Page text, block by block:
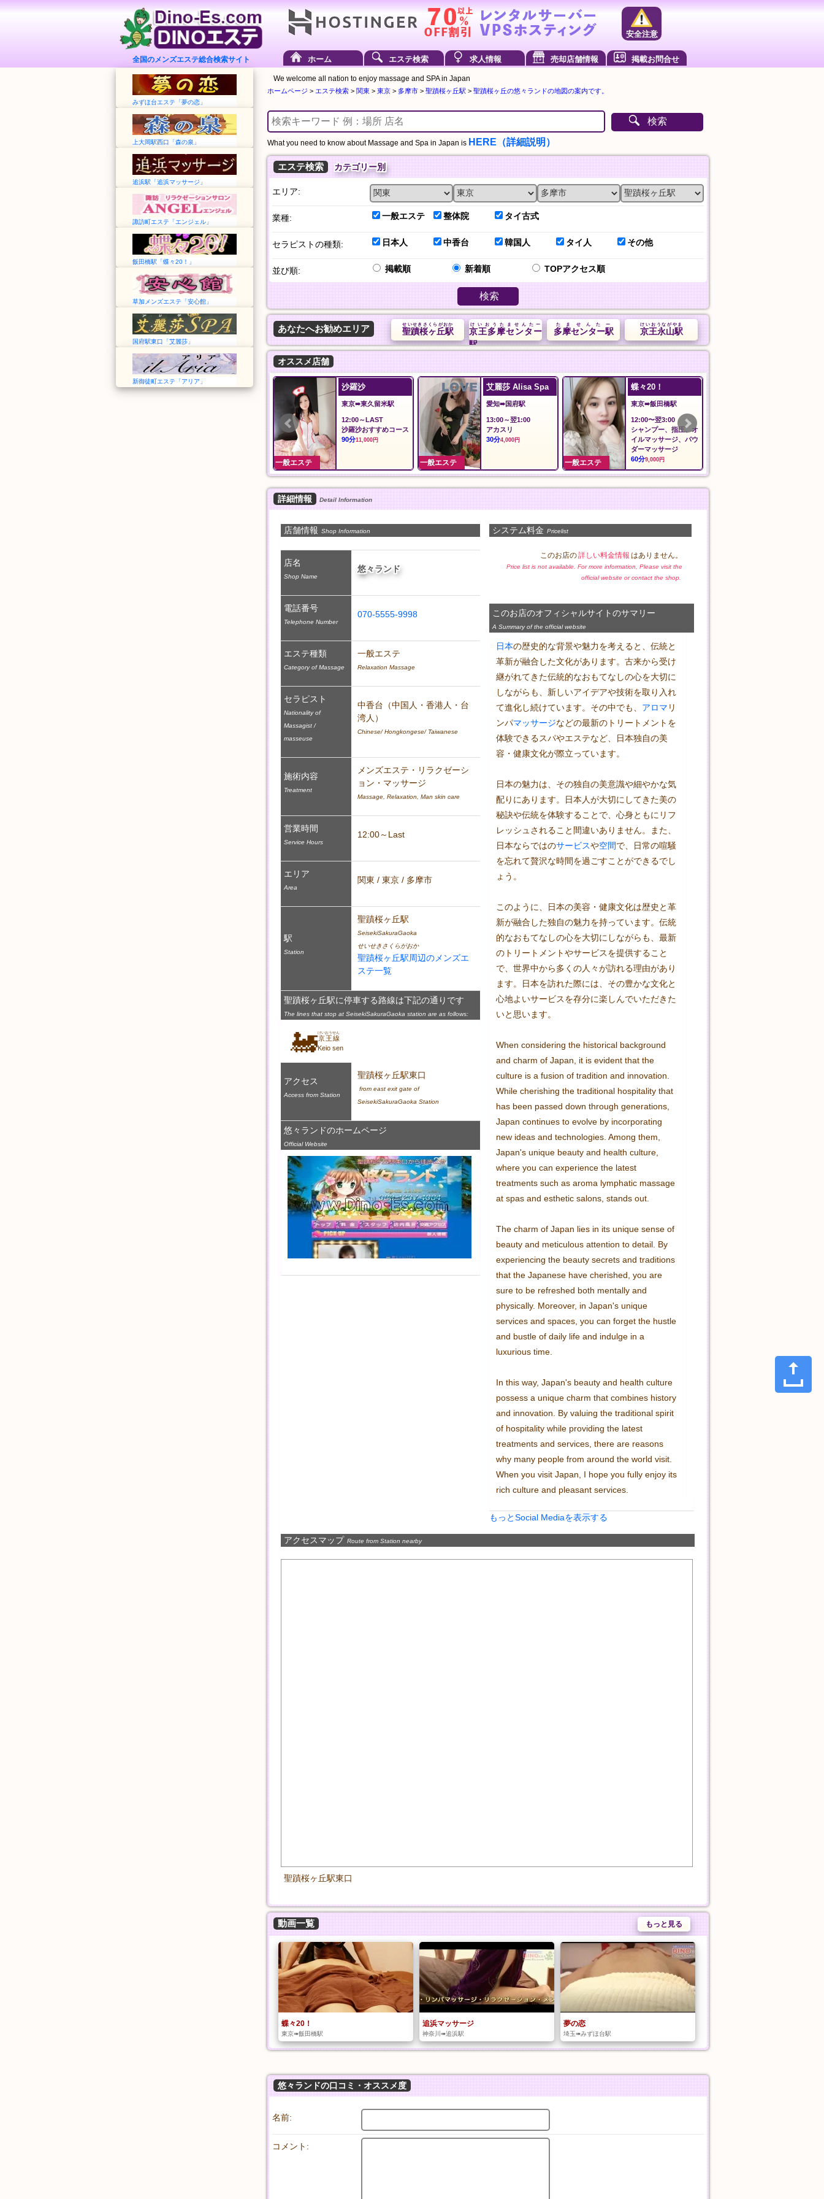
全国のメンズエステ総合検索サイト
安全注意
ホーム エステ検索 求人情報 売却店舗情報 掲載お問合せ
みずほ台エステ「夢の恋」
上大岡駅西口「森の泉」
追浜駅「追浜マッサージ」
諏訪町エステ「エンジェル」
飯田橋駅「蝶々20！」
草加メンズエステ「安心館」
国府駅東口「艾麗莎」
新御徒町エステ「アリア」
We welcome all nation to enjoy massage and SPA in Japan
ホームページ > エステ検索 > 関東 > 東京 > 多摩市 > 聖蹟桜ヶ丘駅 > 聖蹟桜ヶ丘の悠々ランドの地図の案内です。
検索
What you need to know about Massage and Spa in Japan is HERE（詳細説明）
エステ検索 カテゴリー別
エリア:
業種: 一般エステ 整体院 タイ古式
セラピストの種類: 日本人 中香台 韓国人 タイ人 その他
並び順: 掲載順 新着順 TOPアクセス順
検索
あなたへお勧めエリア 京王永山駅
けいおうながやま
多摩センター駅
たませんたー
京王多摩センター
駅
けいおうたませんたー
聖蹟桜ヶ丘駅
せいせきさくらがおか
オススメ店舗
蝶々20！
一般エステ
夢の恋
埼玉➠みずほ台駅
12:00～Last
オール泡コース
90分11,000円
一般エステ
安心館
埼玉➠草加駅
12:00〜翌5:00
おすすめコース
90分10,000円
一般エステ
ilAria アリア
東京➠新御徒町駅
12:00〜LAST
料金
60分8,000円
詳細情報 Detail Information
システム料金 Pricelist
このお店の詳しい料金情報 はありません。
Price list is not available. For more information, Please visit the
official website or contact the shop.
このお店のオフィシャルサイトのサマリー
A Summary of the official website
日本の歴史的な背景や魅力を考えると、伝統と
革新が融合した文化があります。古来から受け
継がれてきた伝統的なおもてなしの心を大切に
しながらも、新しいアイデアや技術を取り入れ
て進化し続けています。その中でも、 アロマ リ
ンパマッサージなどの最新のトリートメントを
体験できるスパやエステなど、日本独自の美
容・健康文化が際立っています。
日本の魅力は、その独自の美意識や細やかな気
配りにあります。日本人が大切にしてきた美の
秘訣や伝統を体験することで、心身ともにリフ
レッシュされること間違いありません。また、
日本ならではのサービスや空間で、日常の喧騒
を忘れて贅沢な時間を過ごすことができるでし
ょう。
このように、日本の美容・健康文化は歴史と革
新が融合した独自の魅力を持っています。伝統
的なおもてなしの心を大切にしながらも、最新
のトリートメントやサービスを提供すること
で、世界中から多くの人々が訪れる理由があり
ます。日本を訪れた際には、その豊かな文化と
心地よいサービスを存分に楽しんでいただきた
いと思います。
When considering the historical background
and charm of Japan, it is evident that the
culture is a fusion of tradition and innovation.
While cherishing the traditional hospitality that
has been passed down through generations,
Japan continues to evolve by incorporating
new ideas and technologies. Among them,
Japan's unique beauty and health culture,
where you can experience the latest
treatments such as aroma lymphatic massage
at spas and esthetic salons, stands out.
The charm of Japan lies in its unique sense of
beauty and meticulous attention to detail. By
experiencing the beauty secrets and traditions
that the Japanese have cherished, you are
sure to be refreshed both mentally and
physically. Moreover, in Japan's unique
services and spaces, you can forget the hustle
and bustle of daily life and indulge in a
luxurious time.
In this way, Japan's beauty and health culture
possess a unique charm that combines history
and innovation. By valuing the traditional spirit
of hospitality while providing the latest
treatments and services, there are reasons
why many people from around the world visit.
When you visit Japan, I hope you fully enjoy its
rich culture and pleasant services.
もっとSocial Mediaを表示する
店舗情報 Shop Information
店名
Shop Name
悠々ランド
電話番号
Telephone Number
070-5555-9998
エステ種類
Category of Massage
一般エステ
Relaxation Massage
セラピスト
Nationality of
Massagist /
masseuse
中香台（中国人・香港人・台
湾人）
Chinese/ Hongkongese/ Taiwanese
施術内容
Treatment
メンズエステ・リラクゼーシ
ョン・マッサージ
Massage, Relaxation, Man skin care
営業時間
Service Hours
12:00～Last
エリア
Area
関東 / 東京 / 多摩市
駅
Station
聖蹟桜ヶ丘駅
SeisekiSakuraGaoka
せいせきさくらがおか
聖蹟桜ヶ丘駅周辺のメンズエ
ステ一覧
聖蹟桜ヶ丘駅に停車する路線は下記の通りです
The lines that stop at SeisekiSakuraGaoka station are as follows:
🚂京王線
けいおうせん
Keio sen
アクセス
Access from Station
聖蹟桜ヶ丘駅東口
SeisekiSakuraGaoka Station
悠々ランドのホームページ
Official Website
アクセスマップ Route from Station nearby
聖蹟桜ヶ丘駅東口
動画一覧 もっと見る
蝶々20！
東京➠飯田橋駅
追浜マッサージ
神奈川➠追浜駅
夢の恋
埼玉➠みずほ台駅
悠々ランドの口コミ・オススメ度
名前:
コメント: